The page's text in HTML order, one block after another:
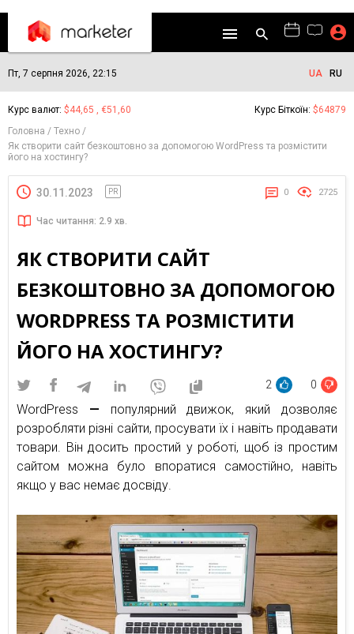
Пт, 7 серпня 2026, 22:15 UA RU
Курс валют: $44,65 , €51,60 Курс Біткоїн: $64879
Головна
Техно
Як створити сайт безкоштовно за допомогою WordPress та розмістити
його на хостингу?
30.11.2023 PR 0 2725
Час читання: 2.9 хв.
ЯК СТВОРИТИ САЙТ
БЕЗКОШТОВНО ЗА ДОПОМОГОЮ
WORDPRESS ТА РОЗМІСТИТИ
ЙОГО НА ХОСТИНГУ?
2 0
WordPress — популярний движок, який дозволяє
розробляти різні сайти, просувати їх і навіть продавати
товари. Він досить простий у роботі, щоб із простим
сайтом можна було впоратися самостійно, навіть
якщо у вас немає досвіду.